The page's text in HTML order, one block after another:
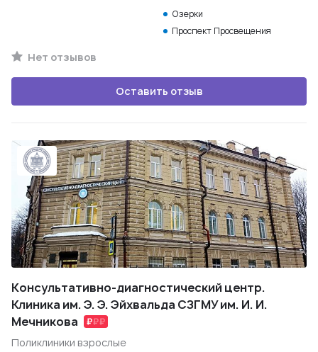
Озерки
Проспект Просвещения
Нет отзывов
Оставить отзыв
Консультативно-диагностический центр.
Клиника им. Э. Э. Эйхвальда СЗГМУ им. И. И.
Мечникова
Поликлиники взрослые